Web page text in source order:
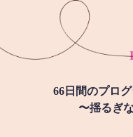
66日間のプロ
〜揺るぎ